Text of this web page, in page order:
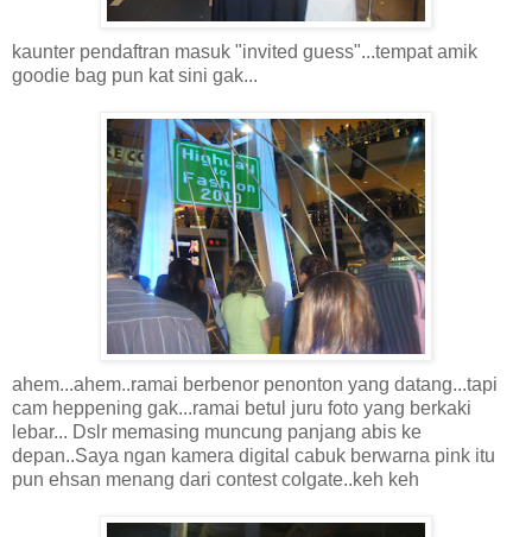
kaunter pendaftran masuk "invited guess"...tempat amik
goodie bag pun kat sini gak...
ahem...ahem..ramai berbenor penonton yang datang...tapi
cam heppening gak...ramai betul juru foto yang berkaki
lebar... Dslr memasing muncung panjang abis ke
depan..Saya ngan kamera digital cabuk berwarna pink itu
pun ehsan menang dari contest colgate..keh keh